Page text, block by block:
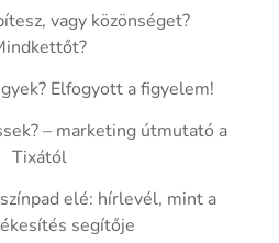
vagy közönséget?
Elfogyott a figyelem!
– marketing útmutató a
Tixától
elé: hírlevél, mint a
segítője